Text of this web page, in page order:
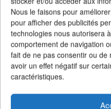
Nous le faisons pour
pour afficher des publicités
technologies nous autorisera
comportement de navigation
fait de ne pas consentir ou
avoir un effet négatif sur
caractéristiques.
Un Job dans la Pub en 3
+19412 offres d'emploi
+2163 agenceset annonceurs